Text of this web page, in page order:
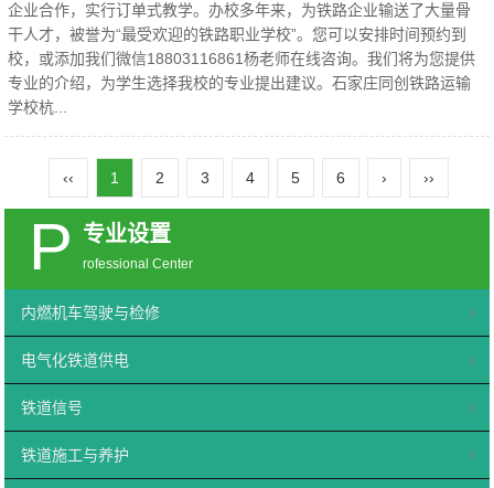
企业合作，实行订单式教学。办校多年来，为铁路企业输送了大量骨
干人才，被誉为“最受欢迎的铁路职业学校”。您可以安排时间预约到
校，或添加我们微信18803116861杨老师在线咨询。我们将为您提供
专业的介绍，为学生选择我校的专业提出建议。石家庄同创铁路运输
学校杭...
‹‹ 1 2 3 4 5 6 › ››
P 专业设置
rofessional Center
内燃机车驾驶与检修
电气化铁道供电
铁道信号
铁道施工与养护